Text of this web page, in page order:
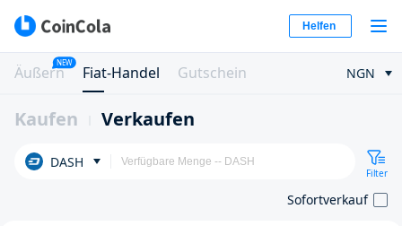
Helfen
Äußern
NEW
Fiat-Handel Gutschein NGN
Kaufen Verkaufen
DASH
Filter
Sofortverkauf